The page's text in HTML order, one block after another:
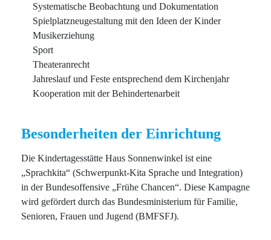
Systematische Beobachtung und Dokumentation
Spielplatzneugestaltung mit den Ideen der Kinder
Musikerziehung
Sport
Theateranrecht
Jahreslauf und Feste entsprechend dem Kirchenjahr
Kooperation mit der Behindertenarbeit
Besonderheiten der Einrichtung
Die Kindertagesstätte Haus Sonnenwinkel ist eine
„Sprachkita“ (Schwerpunkt-Kita Sprache und Integration)
in der Bundesoffensive „Frühe Chancen“. Diese Kampagne
wird gefördert durch das Bundesministerium für Familie,
Senioren, Frauen und Jugend (BMFSFJ).